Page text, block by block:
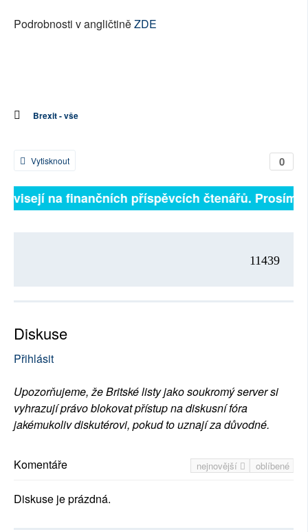
Podrobnosti v angličtiněZDE
Brexit - vše
0
Vytisknout
na finančních příspěvcích čtenářů.
11439
Diskuse
Přihlásit
Upozorňujeme, že Britské listy jako soukromý server si
vyhrazují právo blokovat přístup na diskusní fóra
jakémukoliv diskutérovi, pokud to uznají za důvodné.
nejnovější oblíbené
Komentáře
Diskuse je prázdná.